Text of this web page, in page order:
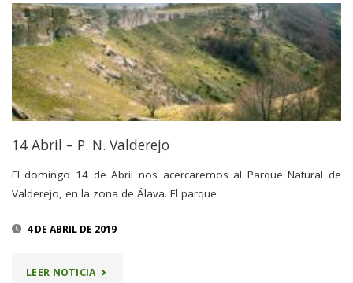
IR
AL
MONTE?"
14 Abril – P. N. Valderejo
El domingo 14 de Abril nos acercaremos al Parque Natural de
Valderejo, en la zona de Álava. El parque
4 DE ABRIL DE 2019
LEER NOTICIA"14